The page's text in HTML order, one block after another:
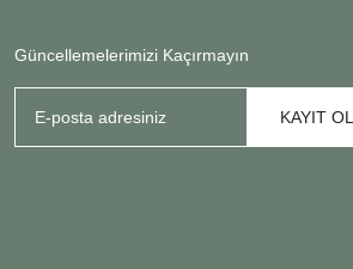
Güncellemelerimizi Kaçırmayın
KAYIT OL